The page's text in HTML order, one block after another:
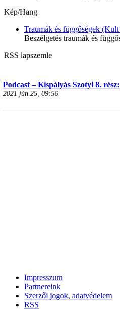
Kép/Hang
Traumák és függőségek
Beszélgetés traumák és
RSS lapszemle
Podcast – Kispályás Szotyi 8.
2021 jún 25, 09:56
Impresszum
Partnereink
Szerzői jogok, adatvédelem
RSS